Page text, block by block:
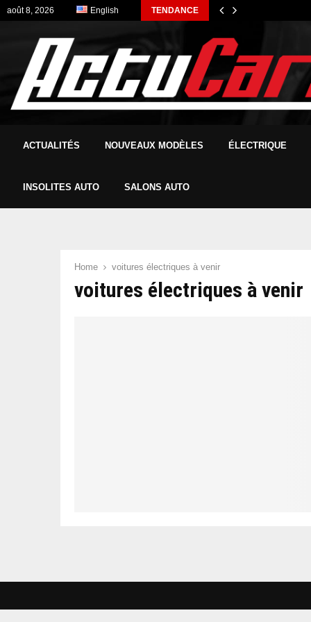
août 8, 2026 English TENDANCE
ACTUALITÉS NOUVEAUX MODÈLES ÉLECTRIQUE
INSOLITES AUTO SALONS AUTO
Home voitures électriques à venir
voitures électriques à venir